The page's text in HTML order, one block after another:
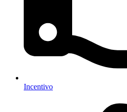
Incentivo